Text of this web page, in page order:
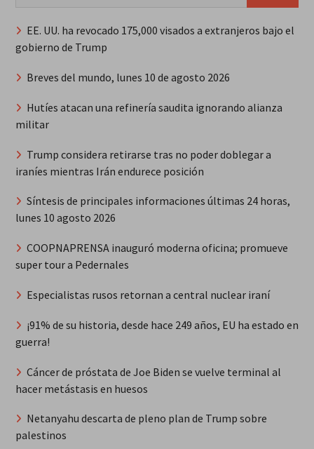
EE. UU. ha revocado 175,000 visados a extranjeros bajo el
gobierno de Trump
Breves del mundo, lunes 10 de agosto 2026
Hutíes atacan una refinería saudita ignorando alianza
militar
Trump considera retirarse tras no poder doblegar a
iraníes mientras Irán endurece posición
Síntesis de principales informaciones últimas 24 horas,
lunes 10 agosto 2026
COOPNAPRENSA inauguró moderna oficina; promueve
super tour a Pedernales
Especialistas rusos retornan a central nuclear iraní
¡91% de su historia, desde hace 249 años, EU ha estado en
guerra!
Cáncer de próstata de Joe Biden se vuelve terminal al
hacer metástasis en huesos
Netanyahu descarta de pleno plan de Trump sobre
palestinos